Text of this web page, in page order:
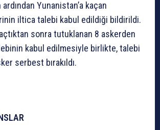
Yunanistan’a kaçan
iltica talebi kabul edildiği bildirildi.
sonra tutuklanan 8 askerden
kabul edilmesiyle birlikte, talebi
serbest bırakıldı.